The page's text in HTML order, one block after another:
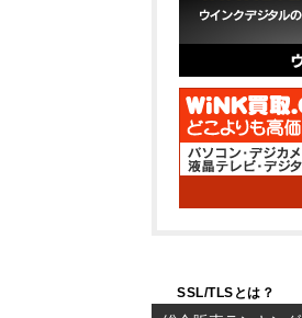
SSL/TLSとは？